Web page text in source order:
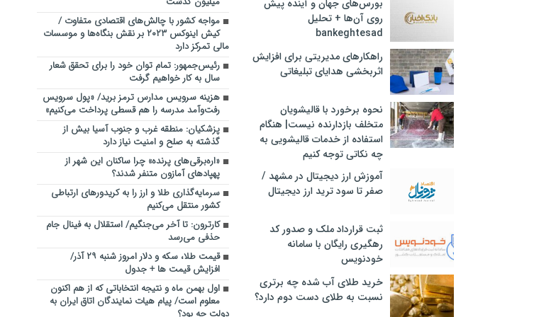
بورس‌های جهان و آینده پیش
روی آن‌ها + تحلیل
bankeghtesad
راهکارهای مدیریتی برای افزایش
اثربخشی هدایای تبلیغاتی
نحوه برخورد با قالیشویان
متخلف بازدارنده نیست| هنگام
استفاده از خدمات قالیشویی به
چه نکاتی توجه کنیم
آموزش ارز دیجیتال در مشهد /
صفر تا سود ترید ارز دیجیتال
ثبت قرارداد ملک و صدور کد
رهگیری رایگان با سامانه
خودنویس
خرید طلای آب شده چه برتری
نسبت به طلای دست دوم دارد؟
مواجه کشور با چالش‌های اقتصادی متفاوت /
کیش اینوکس ۲۰۲۳ بر نقش بنگاه‌ها و موسسات
مالی تمرکز دارد
رئیس‌جمهور: تمام توان خود را برای تحقق شعار
سال به کار خواهیم گرفت
هزینه سرویس مدارس ترمز برید/ «پول سرویس
رفت‌وآمد مدرسه را هم قسطی پرداخت می‌کنیم»
پزشکیان: منطقه غرب و جنوب آسیا بیش از
گذشته به صلح و امنیت نیاز دارد
«اره‌برقی‌های پرنده» چرا ساکنان این شهر از
پهپادهای آمازون متنفر شدند؟
سرمایه‌گذاری طلا و ارز را به کریدورهای ارتباطی
کشور منتقل می‌کنیم
کارترون: تا آخر می‌جنگیم/ استقلال به فینال جام
حذفی ‌می‌رسد
قیمت طلا، سکه و دلار امروز شنبه ۲۹ آذر/
افزایش قیمت ها + جدول
اول بهمن ماه و نتیجه انتخاباتی که از هم اکنون
معلوم است/ پیام هیات نمایندگان اتاق ایران به
دولت چه بود؟